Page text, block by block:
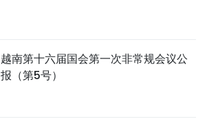
越南第十六届国会第一次非常规会议公
报（第5号）